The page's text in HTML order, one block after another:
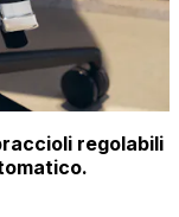
regolabili